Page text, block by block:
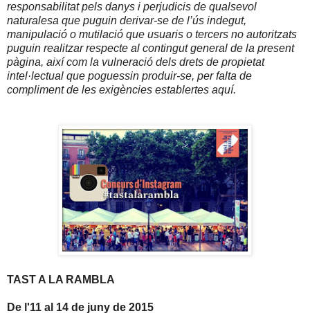
responsabilitat pels danys i perjudicis de qualsevol
naturalesa que puguin derivar-se de l’ús indegut,
manipulació o mutilació que usuaris o tercers no autoritzats
puguin realitzar respecte al contingut general de la present
pàgina, així com la vulneració dels drets de propietat
intel·lectual que poguessin produir-se, per falta de
compliment de les exigències establertes aquí.
TAST A LA RAMBLA
De l'11 al 14 de juny de 2015